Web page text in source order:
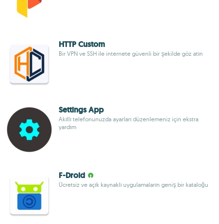
HTTP Custom
Bir VPN ve SSH ile internete güvenli bir şekilde göz atın
Settings App
Akıllı telefonunuzda ayarları düzenlemeniz için ekstra
yardım
F-Droid
Ücretsiz ve açık kaynaklı uygulamaların geniş bir kataloğu